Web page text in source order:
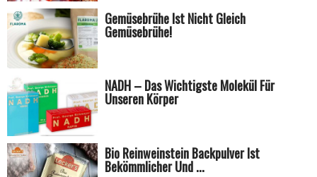
Gemüsebrühe Ist Nicht Gleich
Gemüsebrühe!
NADH – Das Wichtigste Molekül Für
Unseren Körper
Bio Reinweinstein Backpulver Ist
Bekömmlicher Und ...